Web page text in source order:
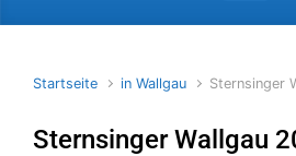
Startseite in Wallgau Sternsinger
Sternsinger Wallgau